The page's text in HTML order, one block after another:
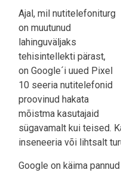
Ajal, mil nutitelefoniturg
on muutunud
lahinguväljaks
tehisintellekti pärast,
on Google´i uued Pixel
10 seeria nutitelefonid
proovinud hakata
mõistma kasutajaid
sügavamalt kui teised.
inseneeria või lihtsalt
Google on käima